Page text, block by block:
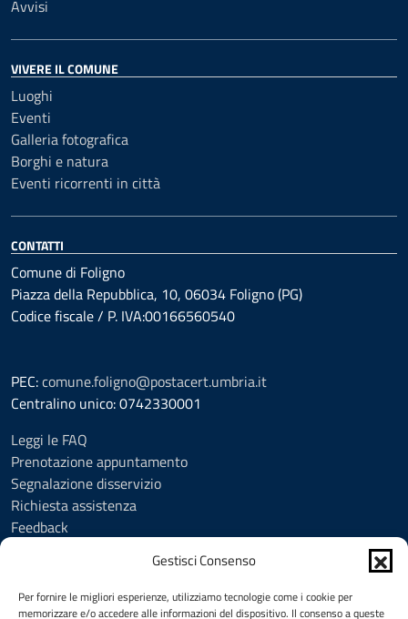
Gestisci Consenso
Per fornire le migliori esperienze, utilizziamo tecnologie come i cookie per
memorizzare e/o accedere alle informazioni del dispositivo. Il consenso a queste
Avvisi
VIVERE IL COMUNE
Luoghi
Eventi
Galleria fotografica
Borghi e natura
Eventi ricorrenti in città
CONTATTI
Comune di Foligno
Piazza della Repubblica, 10, 06034 Foligno (PG)
Codice fiscale / P. IVA:00166560540
PEC:comune.foligno@postacert.umbria.it
Centralino unico: 0742330001
Leggi le FAQ
Prenotazione appuntamento
Segnalazione disservizio
Richiesta assistenza
Feedback
Informativa privacy
Cookie Policy (UE)